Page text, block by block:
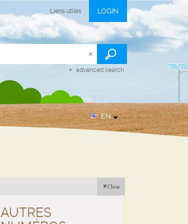
Liens utiles LOGIN
advanced search
EN
Close
AUTRES